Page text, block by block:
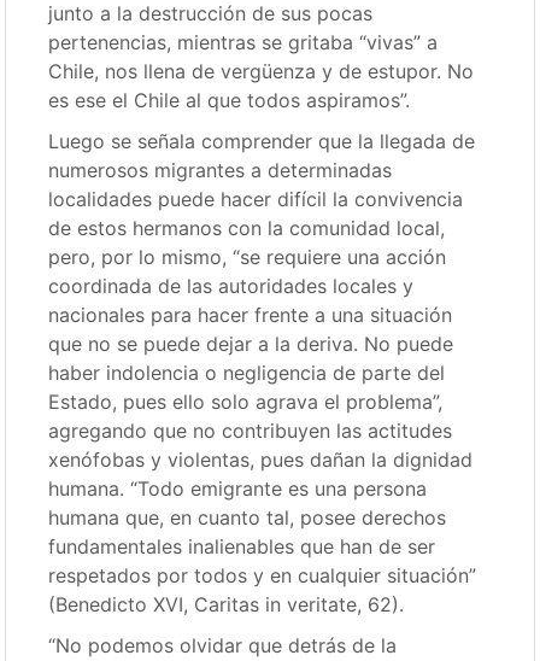
junto a la destrucción de sus pocas
pertenencias, mientras se gritaba “vivas” a
Chile, nos llena de vergüenza y de estupor. No
es ese el Chile al que todos aspiramos”.
Luego se señala comprender que la llegada de
numerosos migrantes a determinadas
localidades puede hacer difícil la convivencia
de estos hermanos con la comunidad local,
pero, por lo mismo, “se requiere una acción
coordinada de las autoridades locales y
nacionales para hacer frente a una situación
que no se puede dejar a la deriva. No puede
haber indolencia o negligencia de parte del
Estado, pues ello solo agrava el problema”,
agregando que no contribuyen las actitudes
xenófobas y violentas, pues dañan la dignidad
humana. “Todo emigrante es una persona
humana que, en cuanto tal, posee derechos
fundamentales inalienables que han de ser
respetados por todos y en cualquier situación”
(Benedicto XVI, Caritas in veritate, 62).
“No podemos olvidar que detrás de la